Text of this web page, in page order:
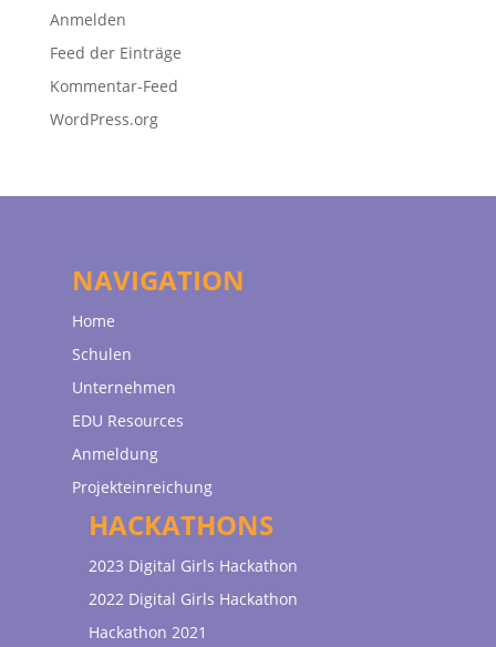
Anmelden
Feed der Einträge
Kommentar-Feed
WordPress.org
NAVIGATION
Home
Schulen
Unternehmen
EDU Resources
Anmeldung
Projekteinreichung
HACKATHONS
2023 Digital Girls Hackathon
2022 Digital Girls Hackathon
Hackathon 2021